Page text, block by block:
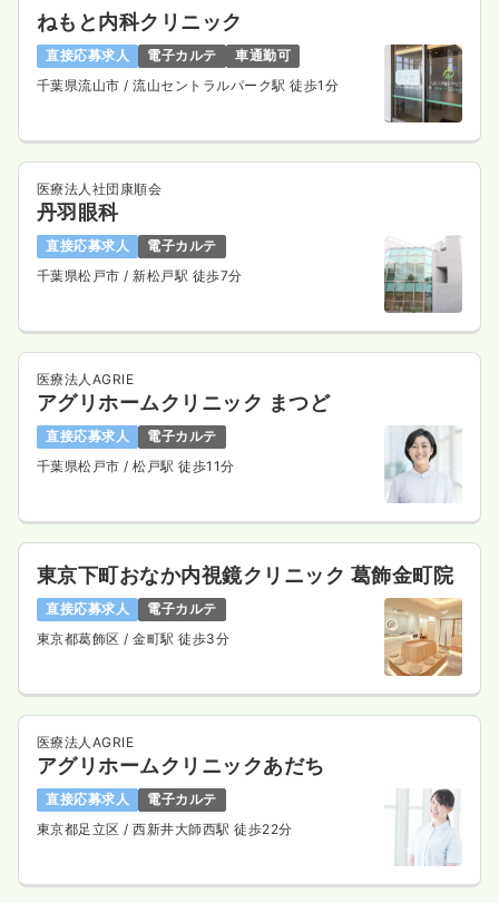
ねもと内科クリニック
直接応募求人 電子カルテ
車通勤可
千葉県流山市 / 流山セントラルパーク駅 徒歩1分
医療法人社団康順会
丹羽眼科
直接応募求人
電子カルテ
千葉県松戸市 / 新松戸駅 徒歩7分
医療法人AGRIE
アグリホームクリニック まつど
直接応募求人
電子カルテ
千葉県松戸市 / 松戸駅 徒歩11分
東京下町おなか内視鏡クリニック 葛飾金町院
直接応募求人
電子カルテ
東京都葛飾区 / 金町駅 徒歩3分
医療法人AGRIE
アグリホームクリニックあだち
直接応募求人
電子カルテ
東京都足立区 / 西新井大師西駅 徒歩22分